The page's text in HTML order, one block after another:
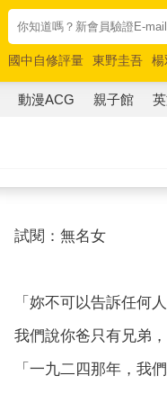
國中自修評量 東野圭吾 楊
唯紅花綻放
奧德賽 路邊攤
動漫ACG 親子館
試閱：無名女
「妳不可以告訴任何
我們說你爸只有兄弟
「一九二四那年，我